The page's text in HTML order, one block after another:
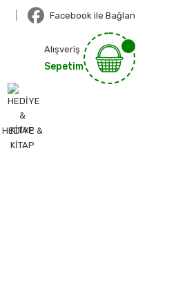
Facebook ile Bağlan
Alışveriş
Sepetim
HEDİYE &
KİTAP